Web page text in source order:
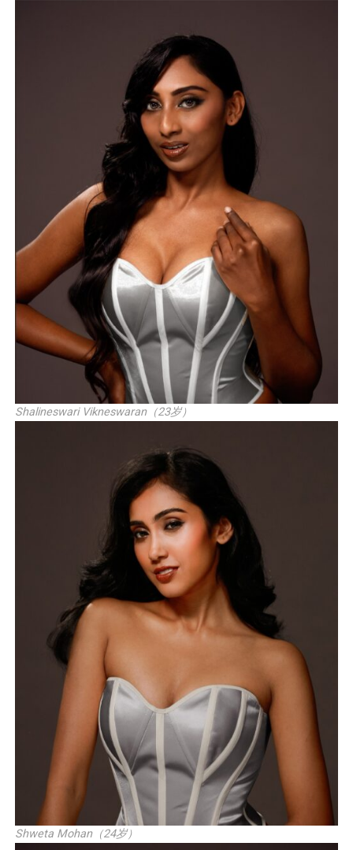
Shalineswari Vikneswaran（23岁）
Shweta Mohan（24岁）